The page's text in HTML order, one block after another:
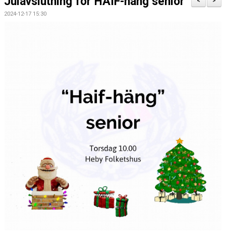
KALENDER
TEGELVALLEN 2.0
2024-12-17 15:30